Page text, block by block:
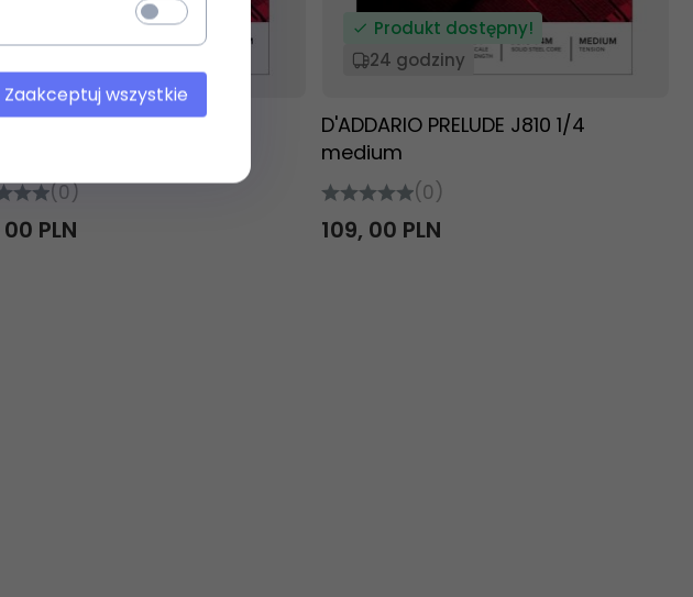
Produkt dostępny!
PRELUDE J810 4/4
(0)
00 PLN
Produkt dostępny!
24 godziny
D'ADDARIO PRELUDE J810 1/4
medium
(0)
109, 00 PLN
Zaakceptuj wszystkie